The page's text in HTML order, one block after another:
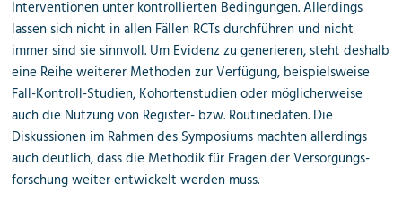
Interventionen unter kontrollierten Bedingungen. Allerdings
lassen sich nicht in allen Fällen RCTs durchführen und nicht
immer sind sie sinnvoll. Um Evidenz zu generieren, steht deshalb
eine Reihe weiterer Methoden zur Verfügung, beispielsweise
Fall-Kontroll-Studien, Kohortenstudien oder möglicherweise
auch die Nutzung von Register- bzw. Routinedaten. Die
Diskussionen im Rahmen des Symposiums machten allerdings
auch deutlich, dass die Methodik für Fragen der Versorgungs­
forschung weiter entwickelt werden muss.